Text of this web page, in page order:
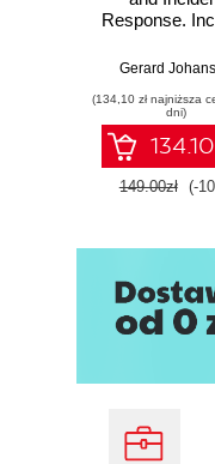
Response.
and
threat
Fourth
Gerard
(134,10 zł najniższa
dni)
149.00zł (-